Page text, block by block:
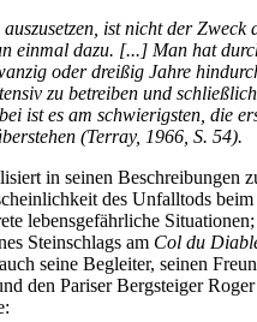
ist nicht der Zweck
einmal dazu. [...] Man hat
oder dreißig Jahre
zu betreiben und
ist es am schwierigsten, die
(Terray, 1966, S. 54).
in seinen Beschreibungen
des Unfalltods
lebensgefährliche
Steinschlags am Col du
seine Begleiter, seinen
den Pariser Bergsteiger